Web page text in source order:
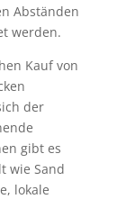
Abständen
werden.
Kauf von
der
gibt es
wie Sand
lokale